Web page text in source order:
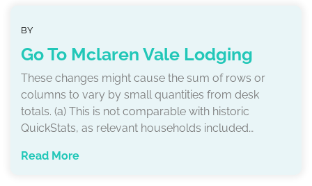
BY
Go To Mclaren Vale Lodging
These changes might cause the sum of rows or
columns to vary by small quantities from desk
totals. (a) This is not comparable with historic
QuickStats, as relevant households included…
Read More